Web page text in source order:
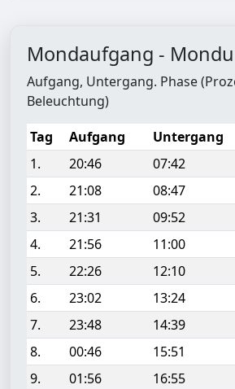
Mondaufgang -
Aufgang, Untergang. Phase
Beleuchtung)
Tag
Aufgang Untergang
1.
20:46 07:42
2.
21:08 08:47
3.
21:31 09:52
4.
21:56 11:00
5.
22:26 12:10
6.
23:02 13:24
7.
23:48 14:39
8.
00:46 15:51
9.
01:56 16:55